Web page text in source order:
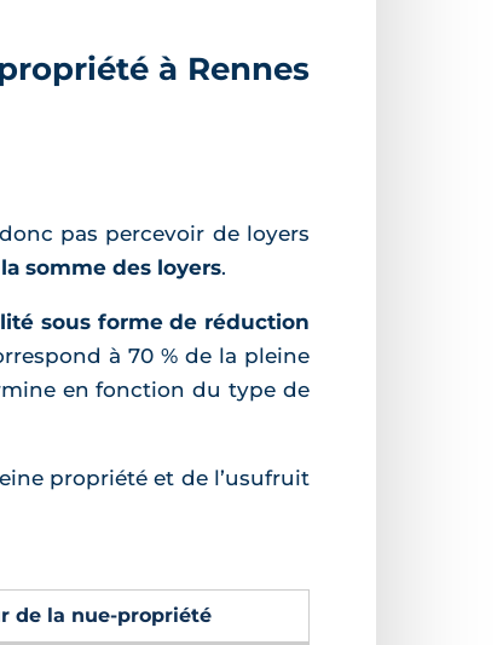
à Rennes
pas percevoir de loyers
somme des loyers.
sous forme de réduction
à 70 % de la pleine
en fonction du type de
propriété et de l’usufruit
de la nue-propriété